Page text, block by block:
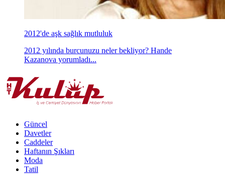
2012'de aşk sağlık mutluluk
2012 yılında burcunuzu neler bekliyor? Hande
Kazanova yorumladı...
Güncel
Davetler
Caddeler
Haftanın Şıkları
Moda
Tatil